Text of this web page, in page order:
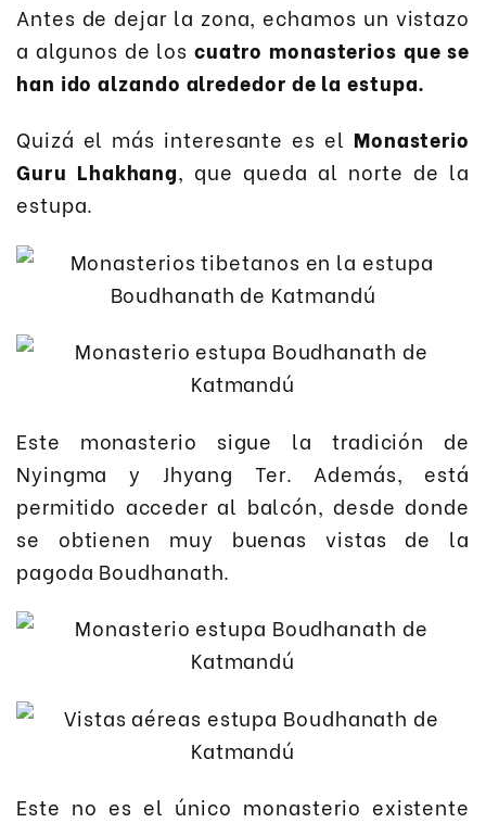
Antes de dejar la zona, echamos un vistazo
a algunos de los cuatro monasterios que se
han ido alzando alrededor de la estupa.
Quizá el más interesante es el Monasterio
Guru Lhakhang, que queda al norte de la
estupa.
Este monasterio sigue la tradición de
Nyingma y Jhyang Ter. Además, está
permitido acceder al balcón, desde donde
se obtienen muy buenas vistas de la
pagoda Boudhanath.
Este no es el único monasterio existente